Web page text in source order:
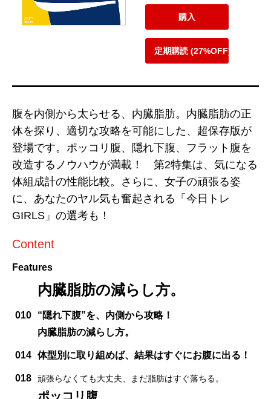
購入
定期購読 (27%OFF)
腹を内側から太らせる、内臓脂肪。内臓脂肪の正
体を探り、適切な攻略を可能にした、超保存版が
登場です。ポッコリ腹、隠れ下腹、フラット腹を
改造するノウハウが満載！ 第2特集は、気になる
体組成計の性能比較。さらに、女子の頑張る姿
に、あなたのヤル気も奮起される「今日トレ
GIRLS」の選考も！
Content
Features
内臓脂肪の減らし方。
010
“隠れ下腹”を、内側から攻略！
内臓脂肪の減らし方。
014 体型別に取り組めば、結果はすぐにお腹に出る！
018 頑張らなくても大丈夫、まだ脂肪はすぐ落ちる。
ポッコリ腹